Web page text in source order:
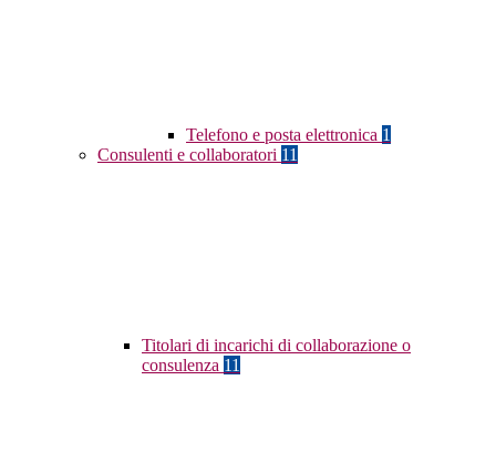
Telefono e posta elettronica 1
Consulenti e collaboratori 11
Titolari di incarichi di collaborazione o
consulenza 11